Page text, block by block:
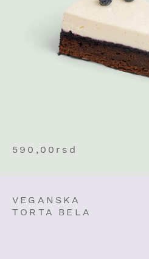
590,00 rsd
VEGANSKA
TORTA BELA